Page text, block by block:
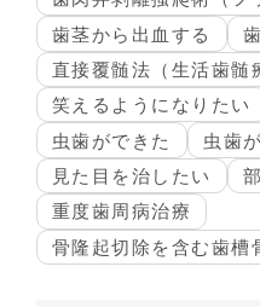
歯茎から出血する
直接覆髄法（生活歯髄
笑えるようになりたい
虫歯ができた
虫歯
見た目を治したい
重度歯周病治療
骨隆起切除を含む歯槽